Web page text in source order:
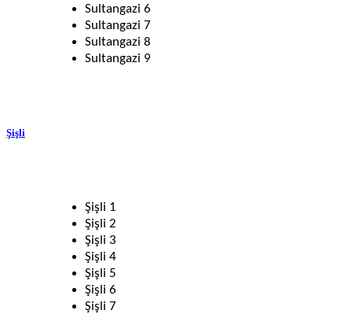
Sultangazi 6
Sultangazi 7
Sultangazi 8
Sultangazi 9
Şişli
Şişli 1
Şişli 2
Şişli 3
Şişli 4
Şişli 5
Şişli 6
Şişli 7